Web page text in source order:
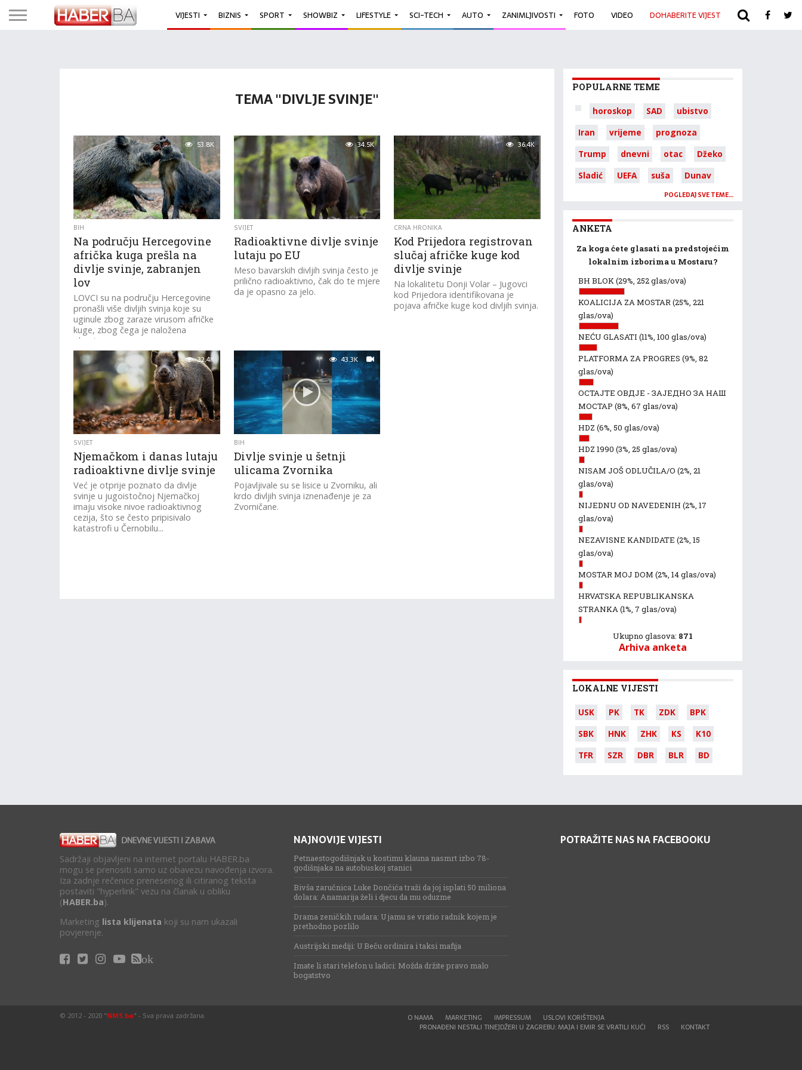
VIJESTI BIZNIS SPORT SHOWBIZ LIFESTYLE SCI-TECH AUTO ZANIMLJIVOSTI FOTO VIDEO DOHABERITE VIJEST ARHIVA
TEMA "DIVLJE SVINJE"
53.8K
BIH
Na području Hercegovine
afrička kuga prešla na
divlje svinje, zabranjen
lov
LOVCI su na području Hercegovine
pronašli više divljih svinja koje su
uginule zbog zaraze virusom afričke
kuge, zbog čega je naložena
obustava...
34.5K
SVIJET
Radioaktivne divlje svinje
lutaju po EU
Meso bavarskih divljih svinja često je
prilično radioaktivno, čak do te mjere
da je opasno za jelo.
36.4K
CRNA HRONIKA
Kod Prijedora registrovan
slučaj afričke kuge kod
divlje svinje
Na lokalitetu Donji Volar – Јugovci
kod Prijedora identifikovana je
pojava afričke kuge kod divljih svinja.
32.4K
SVIJET
Njemačkom i danas lutaju
radioaktivne divlje svinje
Već je otprije poznato da divlje
svinje u jugoistočnoj Njemačkoj
imaju visoke nivoe radioaktivnog
cezija, što se često pripisivalo
katastrofi u Černobilu...
43.3K
BIH
Divlje svinje u šetnji
ulicama Zvornika
Pojavljivale su se lisice u Zvorniku, ali
krdo divljih svinja iznenađenje je za
Zvorničane.
POPULARNE TEME
horoskop SAD
ubistvo
Iran
vrijeme
prognoza
Trump
dnevni otac
Džeko
Sladić
UEFA suša Dunav
POGLEDAJ SVE TEME…
ANKETA
Za koga ćete glasati na predstojećim
lokalnim izborima u Mostaru?
BH BLOK(29%, 252 glas/ova)
KOALICIJA ZA MOSTAR(25%, 221
glas/ova)
NEĆU GLASATI (11%, 100 glas/ova)
PLATFORMA ZA PROGRES (9%, 82
glas/ova)
ОСТАЈТЕ ОВДЈЕ - ЗАЈЕДНО ЗА НАШ
МОСТАР (8%, 67 glas/ova)
HDZ (6%, 50 glas/ova)
HDZ 1990 (3%, 25 glas/ova)
NISAM JOŠ ODLUČILA/O (2%, 21
glas/ova)
NIJEDNU OD NAVEDENIH (2%, 17
glas/ova)
NEZAVISNE KANDIDATE (2%, 15
glas/ova)
MOSTAR MOJ DOM (2%, 14 glas/ova)
HRVATSKA REPUBLIKANSKA
STRANKA(1%, 7 glas/ova)
Ukupno glasova: 871
Arhiva anketa
LOKALNE VIJESTI
USK PK TK ZDK
BPK
SBK
HNK ZHK KS
K10
TFR
SZR DBR BLR BD
Sadržaji objavljeni na internet portalu HABER.ba
mogu se prenositi samo uz obavezu navođenja izvora.
Iza zadnje rečenice prenesenog ili citiranog teksta
postaviti "hyperlink" vezu na članak u obliku
(HABER.ba).
Marketing lista klijenata koji su nam ukazali
povjerenje.
ok
NAJNOVIJE VIJESTI
Petnaestogodišnjak u kostimu klauna nasmrt izbo 78-
godišnjaka na autobuskoj stanici
Bivša zaručnica Luke Dončića traži da joj isplati 50 miliona
dolara: Anamarija želi i djecu da mu oduzme
Drama zeničkih rudara: U jamu se vratio radnik kojem je
prethodno pozlilo
Austrijski mediji: U Beču ordinira i taksi mafija
Imate li stari telefon u ladici: Možda držite pravo malo
bogatstvo
POTRAŽITE NAS NA FACEBOOKU
O NAMA MARKETING IMPRESSUM
USLOVI KORIŠTENJA
PRONAĐENI NESTALI TINEJDŽERI U ZAGREBU: MAJA I EMIR SE VRATILI KUĆI
RSS KONTAKT
© 2012 - 2020 "NMS.ba" - Sva prava zadržana.